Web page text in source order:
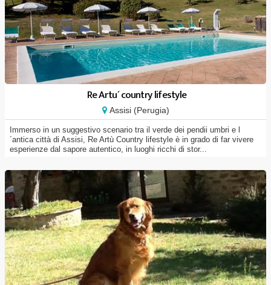
Re Artu´ country lifestyle
Assisi (Perugia)
Immerso in un suggestivo scenario tra il verde dei pendii umbri e l
´antica città di Assisi, Re Artù Country lifestyle è in grado di far vivere
esperienze dal sapore autentico, in luoghi ricchi di stor...